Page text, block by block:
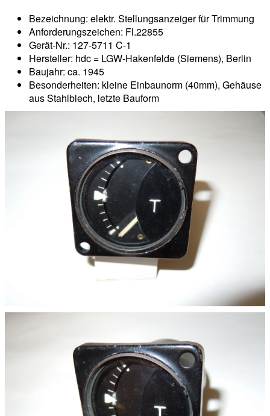
Bezeichnung: elektr. Stellungsanzeiger für Trimmung
Anforderungszeichen: Fl.22855
Gerät-Nr.: 127-5711 C-1
Hersteller: hdc = LGW-Hakenfelde (Siemens), Berlin
Baujahr: ca. 1945
Besonderheiten: kleine Einbaunorm (40mm), Gehäuse
aus Stahlblech, letzte Bauform